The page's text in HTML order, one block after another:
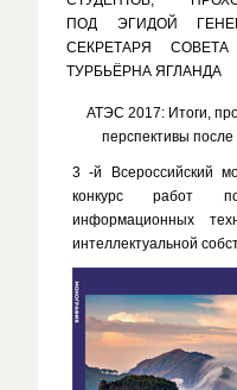
ПОД ЭГИДОЙ
СЕКРЕТАРЯ
ТУРБЬЁРНА ЯГЛАНДА
АТЭС 2017: Итоги,
перспективы после
3 -й Всероссийский
конкурс работ
информационных
интеллектуальной